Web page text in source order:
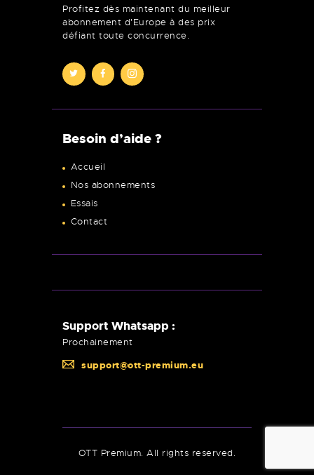
Profitez dès maintenant du meilleur
abonnement d'Europe à des prix
défiant toute concurrence.
Besoin d’aide ?
Accueil
Nos abonnements
Essais
Contact
Support Whatsapp :
Prochainement
support@ott-premium.eu
OTT Premium. All rights reserved.